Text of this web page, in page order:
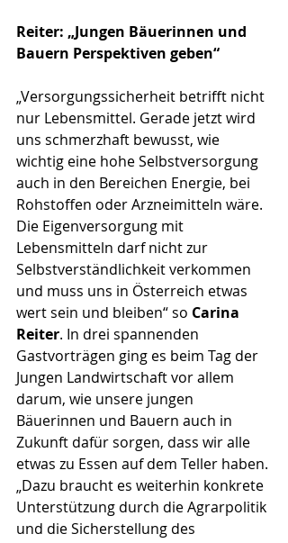
Reiter: „Jungen Bäuerinnen und
Bauern Perspektiven geben“
„Versorgungssicherheit betrifft nicht
nur Lebensmittel. Gerade jetzt wird
uns schmerzhaft bewusst, wie
wichtig eine hohe Selbstversorgung
auch in den Bereichen Energie, bei
Rohstoffen oder Arzneimitteln wäre.
Die Eigenversorgung mit
Lebensmitteln darf nicht zur
Selbstverständlichkeit verkommen
und muss uns in Österreich etwas
wert sein und bleiben“ so Carina
Reiter. In drei spannenden
Gastvorträgen ging es beim Tag der
Jungen Landwirtschaft vor allem
darum, wie unsere jungen
Bäuerinnen und Bauern auch in
Zukunft dafür sorgen, dass wir alle
etwas zu Essen auf dem Teller haben.
„Dazu braucht es weiterhin konkrete
Unterstützung durch die Agrarpolitik
und die Sicherstellung des